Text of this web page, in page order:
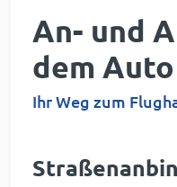
An- und
dem Auto
Ihr Weg zum